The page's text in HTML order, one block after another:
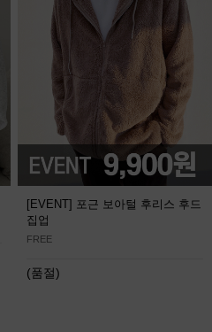
[EVENT] 포근 보아털 후리스 후드
집업
FREE
(품절)